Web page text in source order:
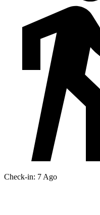
Check-in: 7 Ago